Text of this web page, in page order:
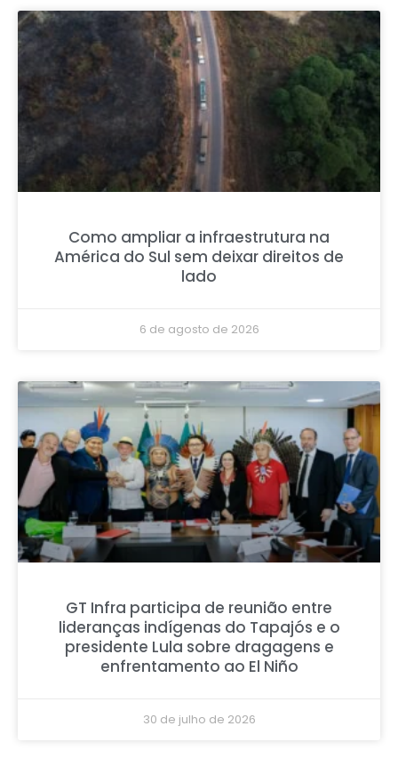
Como ampliar a infraestrutura na
América do Sul sem deixar direitos de
lado
6 de agosto de 2026
GT Infra participa de reunião entre
lideranças indígenas do Tapajós e o
presidente Lula sobre dragagens e
enfrentamento ao El Niño
30 de julho de 2026